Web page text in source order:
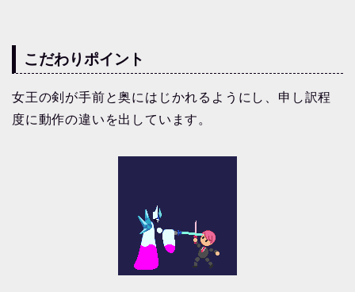
こだわりポイント
女王の剣が手前と奥にはじかれるようにし、申し訳程
度に動作の違いを出しています。